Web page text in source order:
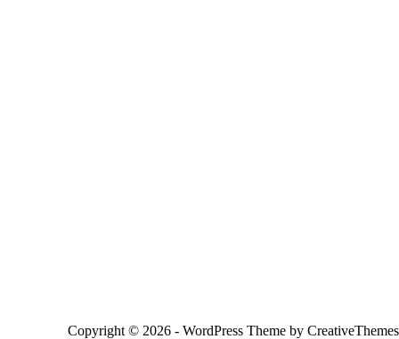
Copyright © 2026 - WordPress Theme by CreativeThemes